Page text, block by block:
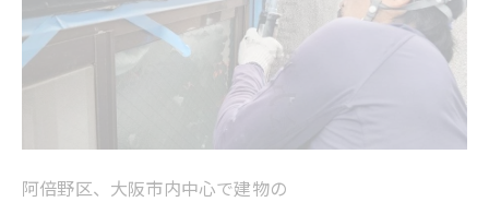
阿倍野区、大阪市内中心で建物の